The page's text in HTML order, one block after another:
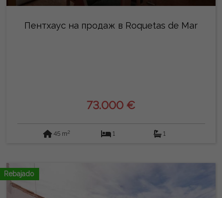
Пентхаус на продаж в Roquetas de Mar
73.000 €
45 m2 1 1
Rebajado